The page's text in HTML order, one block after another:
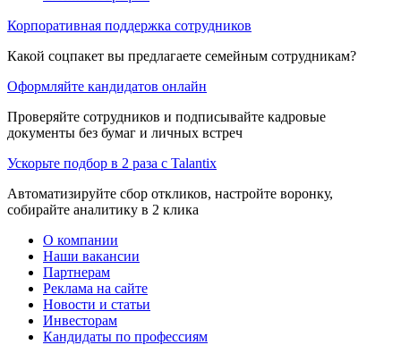
Корпоративная поддержка сотрудников
Какой соцпакет вы предлагаете семейным сотрудникам?
Оформляйте кандидатов онлайн
Проверяйте сотрудников и подписывайте кадровые
документы без бумаг и личных встреч
Ускорьте подбор в 2 раза с Talantix
Автоматизируйте сбор откликов, настройте воронку,
собирайте аналитику в 2 клика
О компании
Наши вакансии
Партнерам
Реклама на сайте
Новости и статьи
Инвесторам
Кандидаты по профессиям